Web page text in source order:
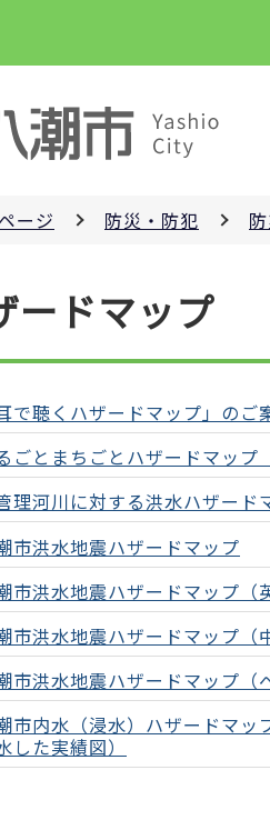
ージ 防災・防犯
ードマップ
耳で聴くハザードマップ」のご
ごとまちごとハザードマッ
理河川に対する洪水ハザード
市洪水地震ハザードマップ
市洪水地震ハザードマップ（
市洪水地震ハザードマップ（
市洪水地震ハザードマップ（
市内水（浸水）ハザードマ
した実績図）